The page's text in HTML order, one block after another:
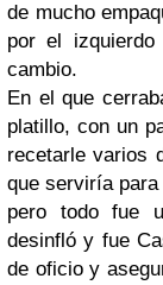
de mucho
por el
cambio.
En el que
platillo, con un
recetarle varios
que serviría
pero todo fue
desinfló y fue
de oficio y